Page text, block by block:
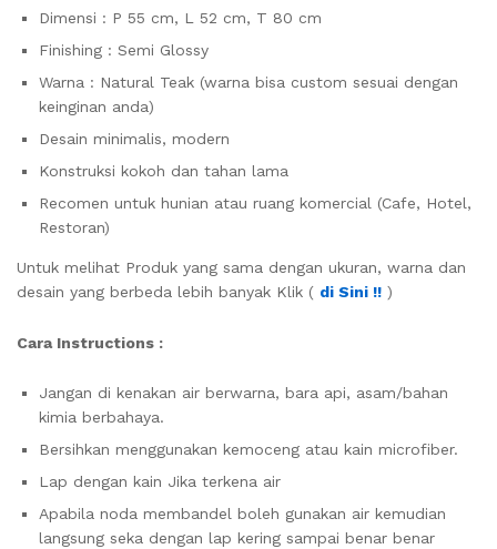
Dimensi : P 55 cm, L 52 cm, T 80 cm
Finishing : Semi Glossy
Warna : Natural Teak (warna bisa custom sesuai dengan
keinginan anda)
Desain minimalis, modern
Konstruksi kokoh dan tahan lama
Recomen untuk hunian atau ruang komercial (Cafe, Hotel,
Restoran)
Untuk melihat Produk yang sama dengan ukuran, warna dan
desain yang berbeda lebih banyak Klik ( di Sini !! )
Cara Instructions :
Jangan di kenakan air berwarna, bara api, asam/bahan
kimia berbahaya.
Bersihkan menggunakan kemoceng atau kain microfiber.
Lap dengan kain Jika terkena air
Apabila noda membandel boleh gunakan air kemudian
langsung seka dengan lap kering sampai benar benar